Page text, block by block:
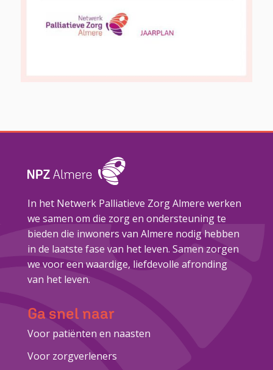
In het Netwerk Palliatieve Zorg Almere werken
we samen om die zorg en ondersteuning te
bieden die inwoners van Almere nodig hebben
in de laatste fase van het leven. Samen zorgen
we voor een waardige, liefdevolle afronding
van het leven.
Ga snel naar
Voor patiënten en naasten
Voor zorgverleners